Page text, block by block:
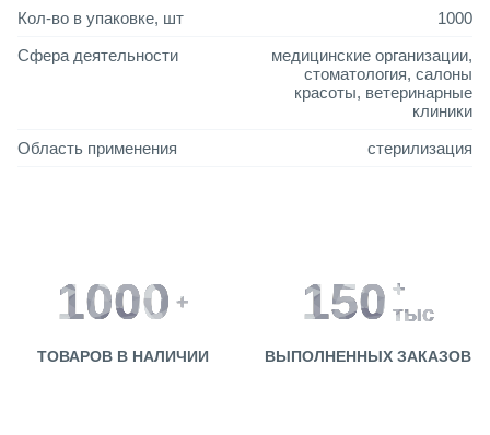
Кол-во в упаковке, шт
1000
Сфера деятельности
медицинские организации,
стоматология, салоны
красоты, ветеринарные
клиники
Область применения
стерилизация
1000 +
ТОВАРОВ В НАЛИЧИИ
150 +
тыс
ВЫПОЛНЕННЫХ ЗАКАЗОВ